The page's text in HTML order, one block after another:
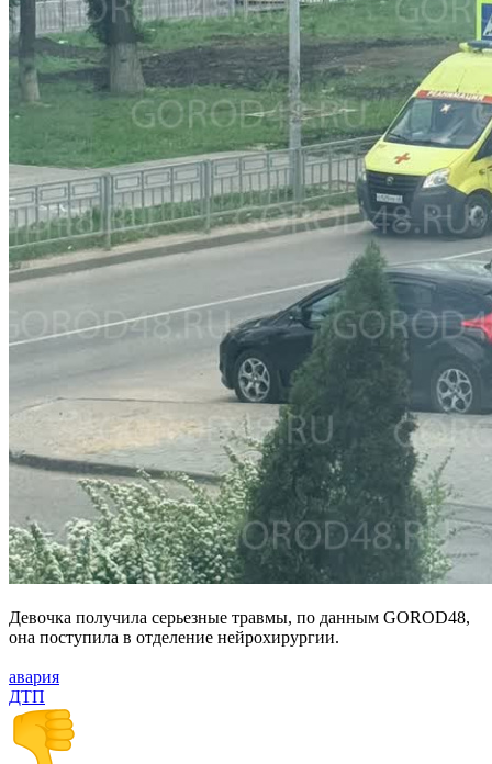
Девочка получила серьезные травмы, по данным GOROD48,
она поступила в отделение нейрохирургии.
авария
ДТП